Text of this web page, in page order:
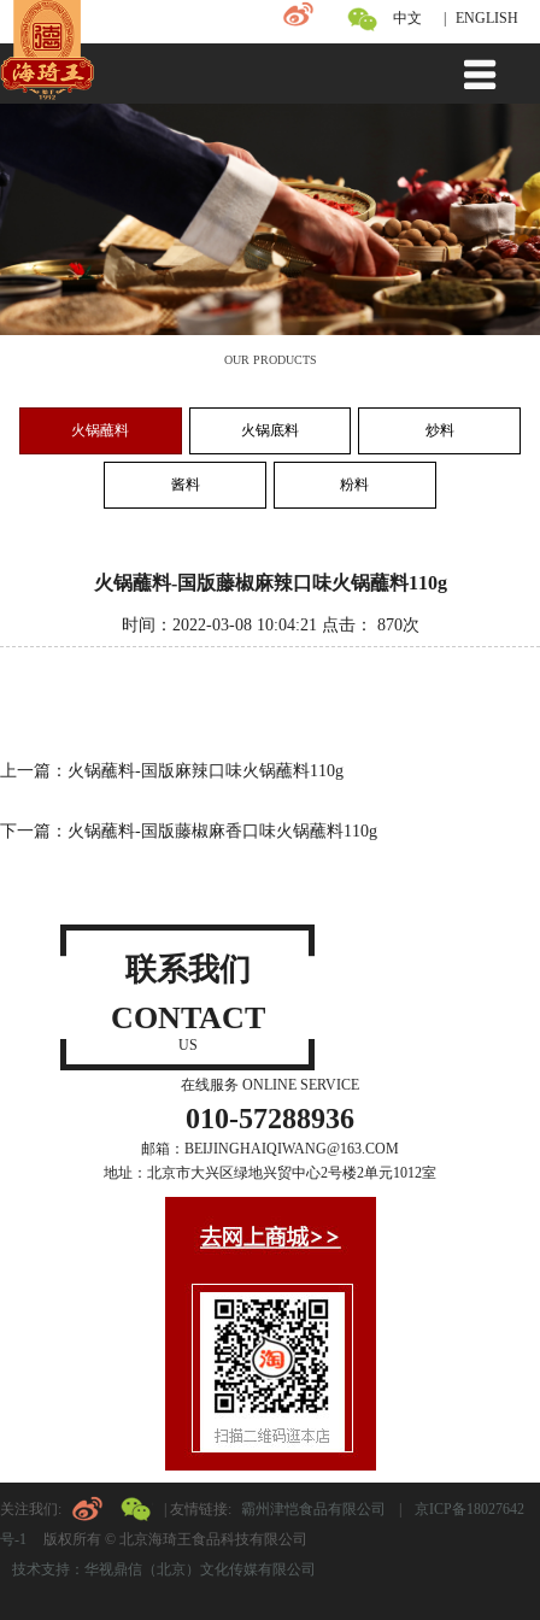
中文 ENGLISH
我们的产品
OUR PRODUCTS
火锅蘸料 火锅底料 炒料
酱料 粉料
火锅蘸料-国版藤椒麻辣口味火锅蘸料110g
时间：2022-03-08 10:04:21 点击： 870次
上一篇： 火锅蘸料-国版麻辣口味火锅蘸料110g
下一篇： 火锅蘸料-国版藤椒麻香口味火锅蘸料110g
联系我们
CONTACT
US
在线服务 ONLINE SERVICE
010-57288936
邮箱：BEIJINGHAIQIWANG@163.COM
地址：北京市大兴区绿地兴贸中心2号楼2单元1012室
关注我们: | 友情链接: 霸州津恺食品有限公司 |
京ICP备18027642
号-1
版权所有 © 北京海琦王食品科技有限公司
技术支持：华视鼎信（北京）文化传媒有限公司